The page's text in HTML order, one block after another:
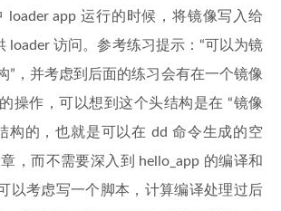
loader app 运行的时候，将镜像写入给
loader 访问。参考练习提示：“可以为镜
”，并考虑到后面的练习会有在一个镜像
操作，可以想到这个头结构是在 “镜像
构的，也就是可以在 dd 命令生成的空
，而不需要深入到 hello_app 的编译和
以考虑写一个脚本，计算编译处理过后